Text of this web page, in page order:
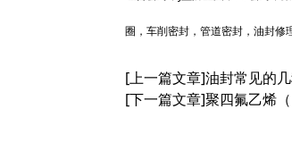
圈，车削密封，管道密封，油封修
[上一篇文章]油封常见的
[下一篇文章]聚四氟乙烯